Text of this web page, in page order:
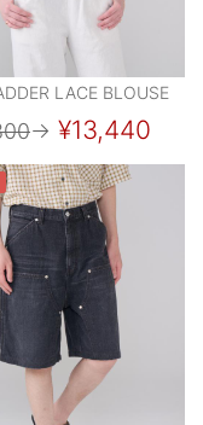
LACE BLOUSE
→ ¥13,440